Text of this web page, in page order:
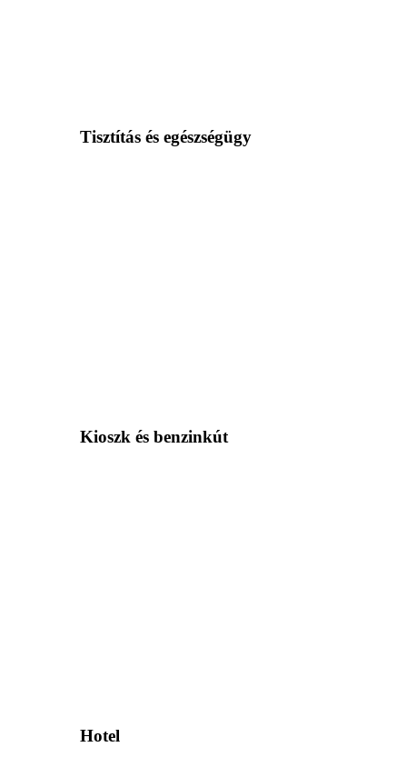
Tisztítás és egészségügy
Kioszk és benzinkút
Hotel